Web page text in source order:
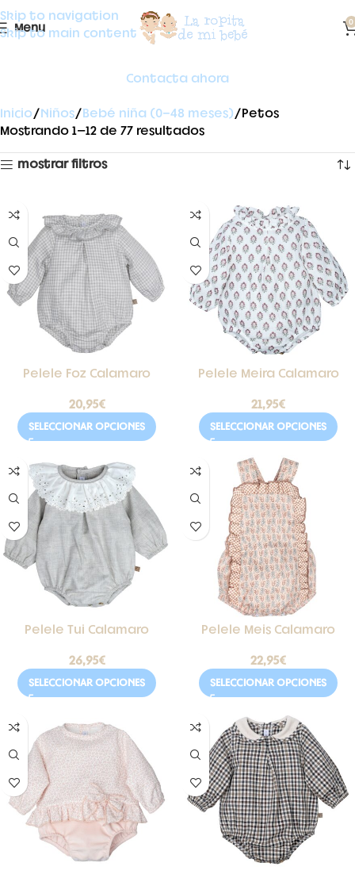
Skip to navigation
Skip to main content
Menu 0
Contacta ahora
Inicio Niños Bebé niña (0-48 meses)
Petos
Mostrando 1–12 de 77 resultados
mostrar filtros
Pelele Foz Calamaro
20,95€
SELECCIONAR OPCIONES
Pelele Meira Calamaro
21,95€
SELECCIONAR OPCIONES
Pelele Tui Calamaro
26,95€
SELECCIONAR OPCIONES
Pelele Meis Calamaro
22,95€
SELECCIONAR OPCIONES